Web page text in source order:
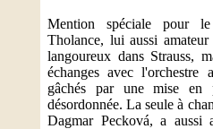
Mention spéciale pour
Tholance, lui aussi
langoureux dans Strauss,
échanges avec l'orchestre
gâchés par une mise en
désordonnée. La seule à
Dagmar Pecková, a aussi